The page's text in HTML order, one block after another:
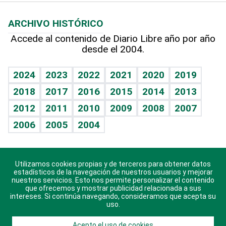
Hablando con el pediatra
Vida y familia
Eñe
Celebrando la vida
Sin complejos
En pocas palabras
Escuchando al corazón
Economía Personal
Línea de hit
BRV
TBT Deportivo
Columnistas
Más firmas
Hecho en casa
Guía del dinero
Cumpleaños
Horóscopos
Juegos
ARCHIVO HISTÓRICO
Accede al contenido de Diario Libre año por año
desde el 2004.
2024 2023 2022 2021 2020
2019
2018
2017 2016 2015 2014
2013
2012
2011 2010 2009 2008
2007
2006
2005 2004
Descarga nuestras aplicaciones para Android, iOS y
sistema Huawei.
Utilizamos cookies propias y de terceros para obtener datos
estadísticos de la navegación de nuestros usuarios y mejorar
nuestros servicios. Esto nos permite personalizar el contenido
que ofrecemos y mostrar publicidad relacionada a sus
intereses. Si continúa navegando, consideramos que acepta su
uso.